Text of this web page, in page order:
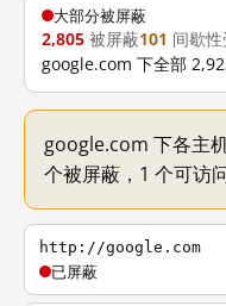
大部分被屏蔽
2,805 被屏蔽101 间歇
google.com 下全部
google.com 下各主
个被屏蔽，1 个可访问
http://google.com
已屏蔽